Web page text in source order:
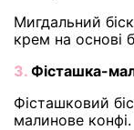
Мигдальний
крем на основі
3. Фісташка-
Фісташковий
малинове конфі.